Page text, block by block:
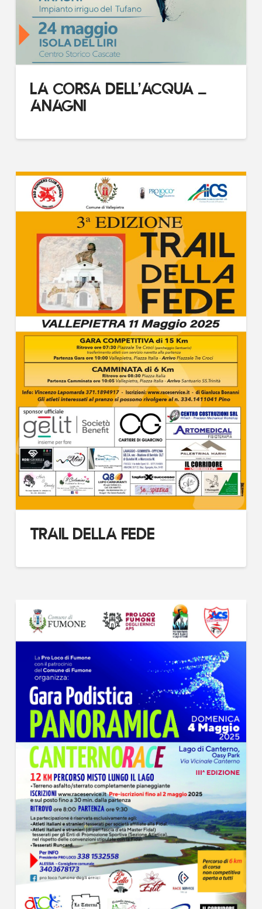
LA CORSA DELL’ACQUA –
ANAGNI
TRAIL DELLA FEDE